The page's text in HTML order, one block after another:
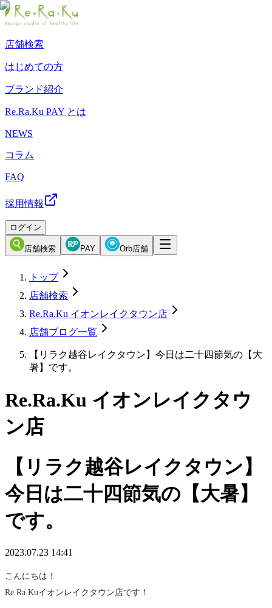
店舗検索
はじめての方
ブランド紹介
Re.Ra.Ku PAY とは
NEWS
コラム
FAQ
採用情報
ログイン
店舗検索 PAY Orb店舗
トップ
店舗検索
Re.Ra.Ku イオンレイクタウン店
店舗ブログ一覧
【リラク越谷レイクタウン】今日は二十四節気の【大
暑】です。
Re.Ra.Ku イオンレイクタウ
ン店
【リラク越谷レイクタウン】
今日は二十四節気の【大暑】
です。
2023.07.23 14:41
こんにちは！
Re.Ra.Kuイオンレイクタウン店です！